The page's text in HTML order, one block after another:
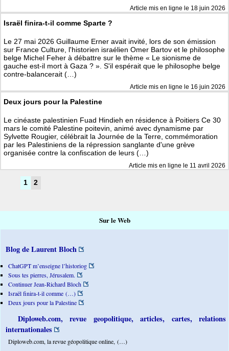
Article mis en ligne le 18 juin 2026
Israël finira-t-il comme Sparte ?
Le 27 mai 2026 Guillaume Erner avait invité, lors de son émission
sur France Culture, l'historien israélien Omer Bartov et le philosophe
belge Michel Feher à débattre sur le thème « Le sionisme de
gauche est-il mort à Gaza ? ». S'il espérait que le philosophe belge
contre-balancerait (…)
Article mis en ligne le 16 juin 2026
Deux jours pour la Palestine
Le cinéaste palestinien Fuad Hindieh en résidence à Poitiers Ce 30
mars le comité Palestine poitevin, animé avec dynamisme par
Sylvette Rougier, célébrait la Journée de la Terre, commémoration
par les Palestiniens de la répression sanglante d'une grève
organisée contre la confiscation de leurs (…)
Article mis en ligne le 11 avril 2026
1 2
Sur le Web
Blog de Laurent Bloch
ChatGPT m’enseigne l’historiog
Sous tes pierres, Jérusalem.
Continuer Jean-Richard Bloch
Israël finira-t-il comme (…)
Deux jours pour la Palestine
Diploweb.com, revue geopolitique, articles, cartes, relations
internationales
Diploweb.com, la revue géopolitique online, (…)